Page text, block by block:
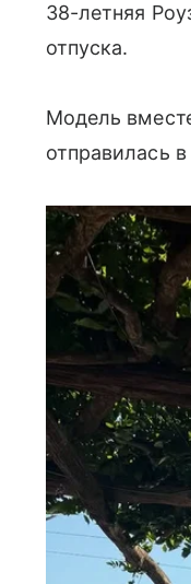
38-летняя
отпуска.
Модель
отправилась